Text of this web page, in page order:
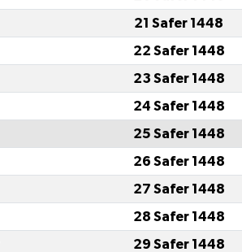
21 Safer 1448
22 Safer 1448
23 Safer 1448
24 Safer 1448
25 Safer 1448
26 Safer 1448
27 Safer 1448
28 Safer 1448
29 Safer 1448